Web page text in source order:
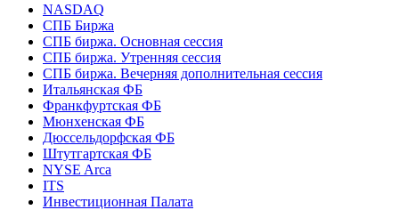
NASDAQ
СПБ Биржа
СПБ биржа. Основная сессия
СПБ биржа. Утренняя сессия
СПБ биржа. Вечерняя дополнительная сессия
Итальянская ФБ
Франкфуртская ФБ
Мюнхенская ФБ
Дюссельдорфская ФБ
Штутгартская ФБ
NYSE Arca
ITS
Инвестиционная Палата